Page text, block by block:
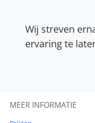
Wij streven
ervaring te
MEER INFORMATIE